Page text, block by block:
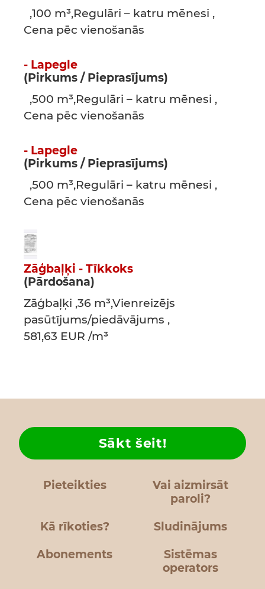
,100 m³,Regulāri – katru mēnesi ,
Cena pēc vienošanās
- Lapegle
(Pirkums / Pieprasījums)
,500 m³,Regulāri – katru mēnesi ,
Cena pēc vienošanās
- Lapegle
(Pirkums / Pieprasījums)
,500 m³,Regulāri – katru mēnesi ,
Cena pēc vienošanās
Zāģbaļķi - Tīkkoks
(Pārdošana)
Zāģbaļķi ,36 m³,Vienreizējs
pasūtījums/piedāvājums ,
581,63 EUR /m³
Pieteikties
Vai aizmirsāt
paroli?
Kā rīkoties?
Sākt šeit!
Sludinājums
Abonements
Sistēmas
operators